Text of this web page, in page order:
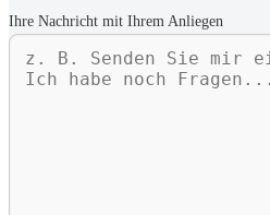
Ihre Nachricht mit Ihrem Anliegen